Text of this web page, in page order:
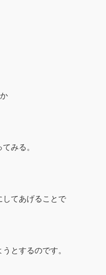
みる。
してあげることで
とするのです。